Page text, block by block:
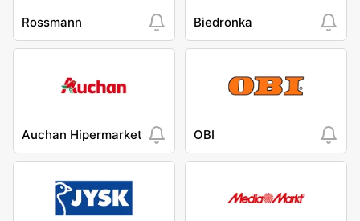
Rossmann Biedronka
Auchan Hipermarket OBI